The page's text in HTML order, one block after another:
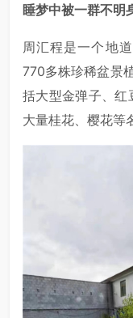
睡梦中被一群不明
周汇程是一个地
770多株珍稀盆景
括大型金弹子、红
大量桂花、樱花等